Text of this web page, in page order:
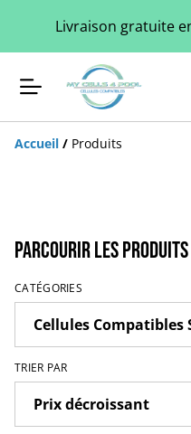
Livraison gratuite
Accueil / Produits
Parcourir les produits
CATÉGORIES
TRIER PAR